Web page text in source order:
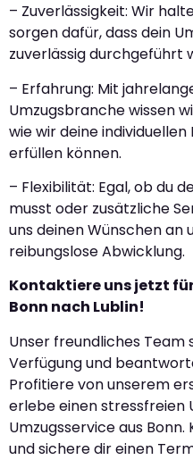
– Zuverlässigkeit: Wir
sorgen dafür, dass dein
zuverlässig durchgeführt
– Erfahrung: Mit
Umzugsbranche wissen
wie wir deine
erfüllen können.
– Flexibilität: Egal, ob du
musst oder zusätzliche
uns deinen Wünschen an
reibungslose Abwicklung.
Kontaktiere uns jetzt
Bonn nach Lublin!
Unser freundliches
Verfügung und
Profitiere von unserem
erlebe einen stressfreien
Umzugsservice aus
und sichere dir einen